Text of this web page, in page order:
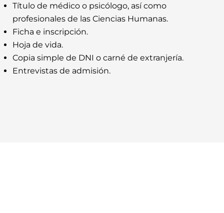
Título de médico o psicólogo, así como
profesionales de las Ciencias Humanas.
Ficha e inscripción.
Hoja de vida.
Copia simple de DNI o carné de extranjería.
Entrevistas de admisión.